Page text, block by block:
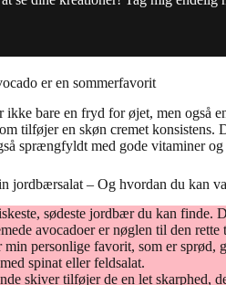
er en sommerfavorit
ikke bare en fryd for øjet, men også
tilføjer en skøn cremet konsistens.
sprængfyldt med gode vitaminer
jordbærsalat – Og hvordan du kan
sødeste jordbær du kan finde.
avocadoer er nøglen til den rette
min personlige favorit, som er
spinat eller feldsalat.
skiver tilføjer de en let skarphed,